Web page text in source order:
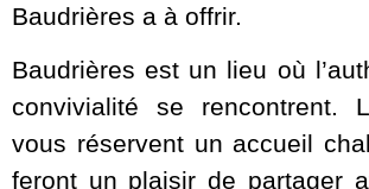
Baudrières a à offrir.
Baudrières est un lieu où
convivialité se rencontrent.
vous réservent un accueil
feront un plaisir de partager